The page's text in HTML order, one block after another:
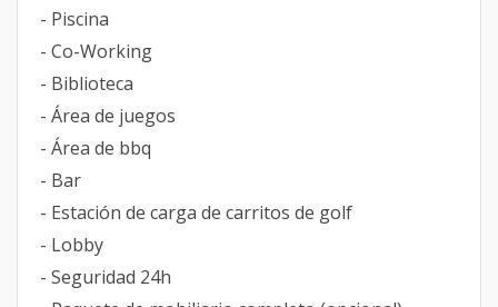
- Piscina
- Co-Working
- Biblioteca
- Área de juegos
- Área de bbq
- Bar
- Estación de carga de carritos de golf
- Lobby
- Seguridad 24h